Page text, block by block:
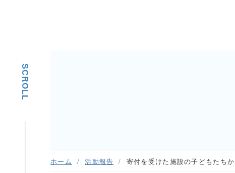
SCROLL
ホーム 活動報告 寄付を受けた施設の子どもたち